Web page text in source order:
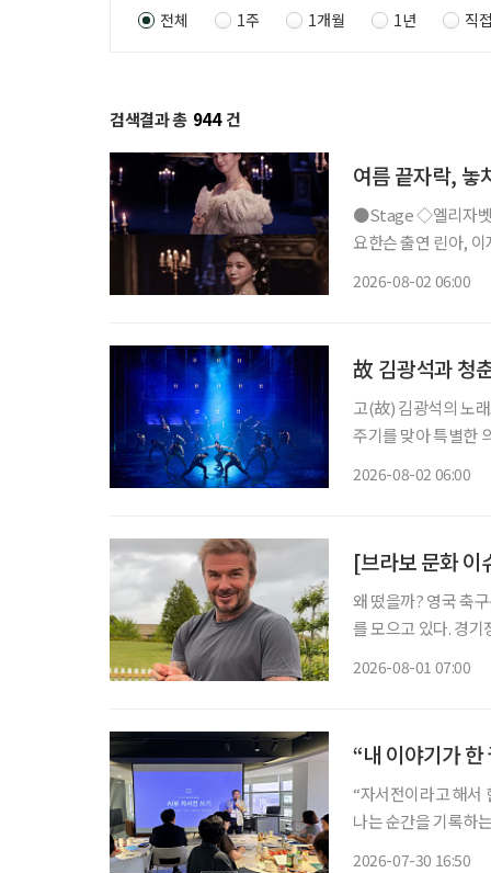
전체 1주 1개월 1년 직
검색결과 총 944 건
여름 끝자락, 놓
●Stage ◇엘리자벳 일정 8월 16일 ~ 11월 15일 장소 블루스퀘어 우리은행홀 연출 로버트
요한슨 출연 린아, 이
2026-08-02 06:00
故 김광석과 청
고(故) 김광석의 노
주기를 맞아 특별한
2026-08-02 06:00
[브라보 문화 이
왜 떴을까? 영국 축구선수 데이비드 베컴(51)이 최근 인스타그램을 통해 공개한 일상이 화제
를 모으고 있다. 경
2026-08-01 07:00
“내 이야기가
“자서전이라고 해서
나는 순간을 기록하는 ‘자전적
2026-07-30 16:50